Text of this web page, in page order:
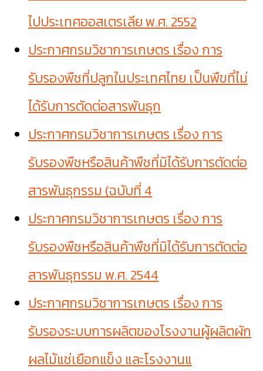
ไปประเทศออสเตรเลีย พ.ศ. 2552
ประกาศกรมวิชาการเกษตร เรื่อง การ
รับรองพืชที่ปลูกในประเทศไทย เป็นพืขที่ไม่
ได้รับการตัดต่อสารพันธุก
ประกาศกรมวิชาการเกษตร เรื่อง การ
รับรองพืชหรือสินค้าพืชที่มิได้รับการตัดต่อ
สารพันธุกรรม (ฉบับที่ 4
ประกาศกรมวิชาการเกษตร เรื่อง การ
รับรองพืชหรือสินค้าพืชที่มิได้รับการตัดต่อ
สารพันธุกรรม พ.ศ. 2544
ประกาศกรมวิชาการเกษตร เรื่อง การ
รับรองระบบการผลิตของโรงงานผู้ผลิตผัก
ผลไม้แช่เยือกแข็ง และโรงงานแ